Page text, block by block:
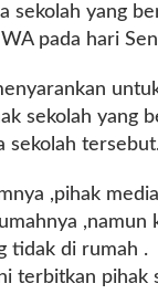
sekolah yang
pada hari
sekolah yang
sekolah
,pihak
,namun
tidak di rumah .
terbitkan pihak